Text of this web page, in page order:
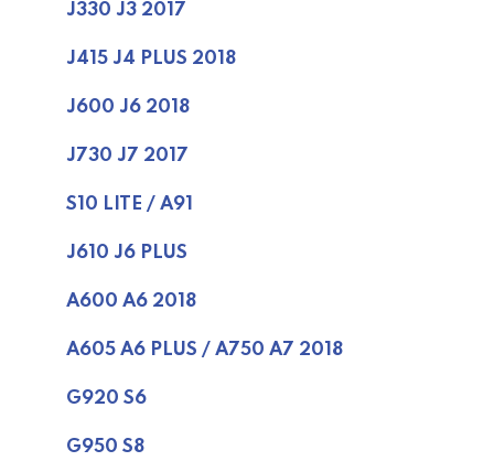
J330 J3 2017
J415 J4 PLUS 2018
J600 J6 2018
J730 J7 2017
S10 LITE / A91
J610 J6 PLUS
A600 A6 2018
A605 A6 PLUS / A750 A7 2018
G920 S6
G950 S8